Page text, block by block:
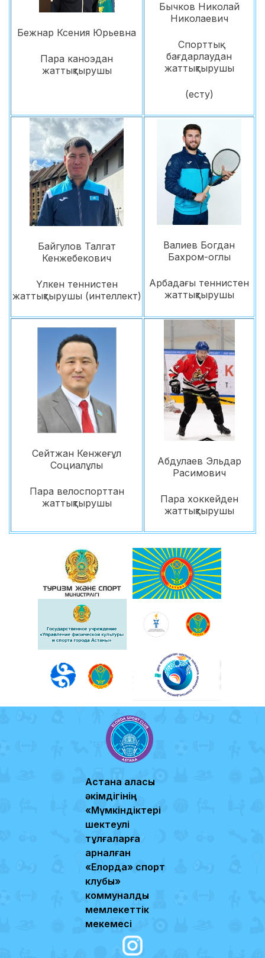
Бежнар Ксения Юрьевна
Пара каноэдан
жаттықтырушы
Бычков Николай
Николаевич
Спорттық
бағдарлаудан
жаттықтырушы
(есту)
Байгулов Талгат
Кенжебекович
Үлкен теннистен
жаттықтырушы (интеллект)
Валиев Богдан
Бахром-оглы
Арбадағы теннистен
жаттықтырушы
Сейтжан Кенжеғұл
Социалұлы
Пара велоспорттан
жаттықтырушы
Абдулаев Эльдар
Расимович
Пара хоккейден
жаттықтырушы
Астана қаласы
әкімдігінің
«Мүмкіндіктері
шектеулі
тұлғаларға
арналған
«Елорда» спорт
клубы»
коммуналдық
мемлекеттік
мекемесі